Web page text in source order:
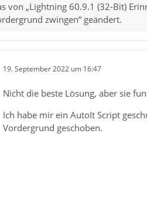
von „Lightning 60.9.1 (32-Bit)
zwingen“ geändert.
19. September 2022 um 16:47
Nicht die beste Lösung, aber sie
Ich habe mir ein AutoIt Script
Vordergrund geschoben.